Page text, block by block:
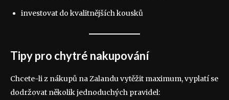
investovat do kvalitnějších kousků
Tipy pro chytré nakupování
Chcete-li z nákupů na Zalandu vytěžit maximum, vyplatí se
dodržovat několik jednoduchých pravidel: